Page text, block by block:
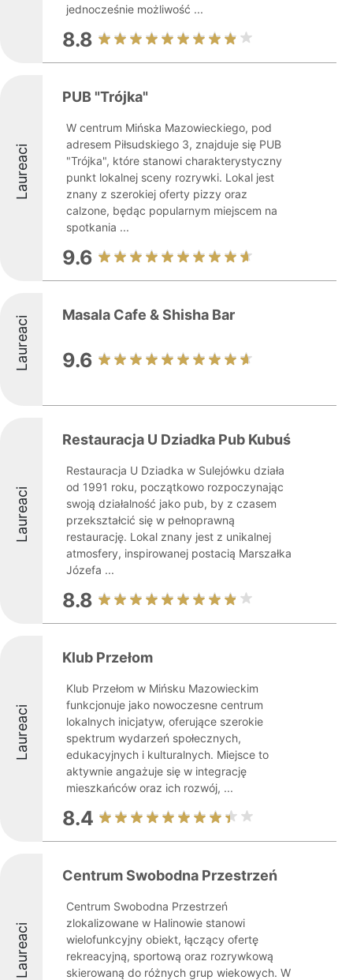
jednocześnie możliwość ...
8.8
Laureaci
PUB "Trójka"
W centrum Mińska Mazowieckiego, pod
adresem Piłsudskiego 3, znajduje się PUB
"Trójka", które stanowi charakterystyczny
punkt lokalnej sceny rozrywki. Lokal jest
znany z szerokiej oferty pizzy oraz
calzone, będąc popularnym miejscem na
spotkania ...
9.6
Laureaci Masala Cafe & Shisha Bar
9.6
Laureaci
Restauracja U Dziadka Pub Kubuś
Restauracja U Dziadka w Sulejówku działa
od 1991 roku, początkowo rozpoczynając
swoją działalność jako pub, by z czasem
przekształcić się w pełnoprawną
restaurację. Lokal znany jest z unikalnej
atmosfery, inspirowanej postacią Marszałka
Józefa ...
8.8
Laureaci
Klub Przełom
Klub Przełom w Mińsku Mazowieckim
funkcjonuje jako nowoczesne centrum
lokalnych inicjatyw, oferujące szerokie
spektrum wydarzeń społecznych,
edukacyjnych i kulturalnych. Miejsce to
aktywnie angażuje się w integrację
mieszkańców oraz ich rozwój, ...
8.4
Laureaci
Centrum Swobodna Przestrzeń
Centrum Swobodna Przestrzeń
zlokalizowane w Halinowie stanowi
wielofunkcyjny obiekt, łączący ofertę
rekreacyjną, sportową oraz rozrywkową
skierowaną do różnych grup wiekowych. W